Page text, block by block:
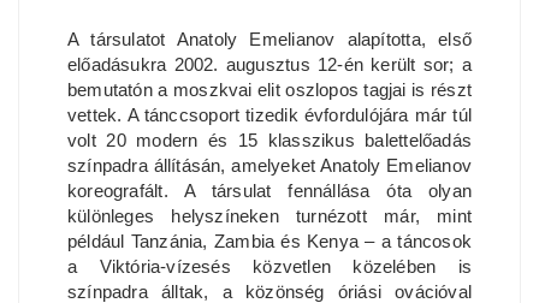
A társulatot Anatoly Emelianov alapította, első
előadásukra 2002. augusztus 12-én került sor; a
bemutatón a moszkvai elit oszlopos tagjai is részt
vettek. A tánccsoport tizedik évfordulójára már túl
volt 20 modern és 15 klasszikus balettelőadás
színpadra állításán, amelyeket Anatoly Emelianov
koreografált. A társulat fennállása óta olyan
különleges helyszíneken turnézott már, mint
például Tanzánia, Zambia és Kenya – a táncosok
a Viktória-vízesés közvetlen közelében is
színpadra álltak, a közönség óriási ovációval